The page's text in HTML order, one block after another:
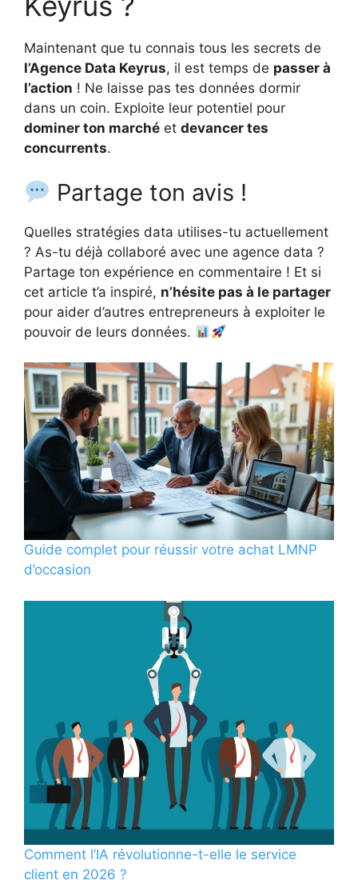
Maintenant que tu connais tous les secrets de
l’Agence Data Keyrus, il est temps de passer à
l’action ! Ne laisse pas tes données dormir
dans un coin. Exploite leur potentiel pour
dominer ton marché et devancer tes
concurrents.
Partage ton avis !
Quelles stratégies data utilises-tu actuellement
? As-tu déjà collaboré avec une agence data ?
Partage ton expérience en commentaire ! Et si
cet article t’a inspiré, n’hésite pas à le partager
pour aider d’autres entrepreneurs à exploiter le
pouvoir de leurs données.
Guide complet pour réussir votre achat LMNP
d’occasion
Comment l’IA révolutionne-t-elle le service
client en 2026 ?